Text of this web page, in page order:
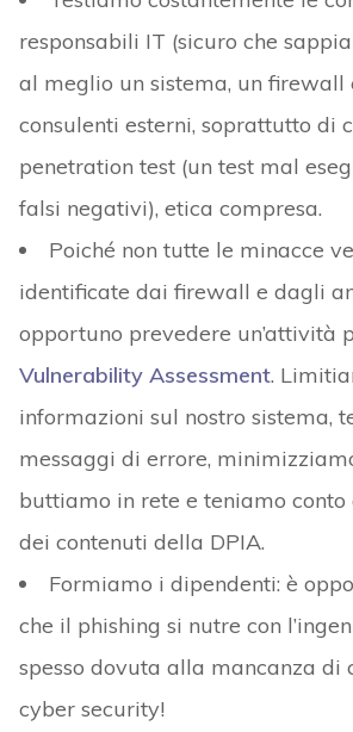
responsabili IT (sicuro che
al meglio un sistema, un firewall
consulenti esterni, soprattutto di
penetration test (un test mal
falsi negativi), etica compresa.
Poiché non tutte le minacce
identificate dai firewall e dagli
opportuno prevedere un’attività
Vulnerability Assessment.
informazioni sul nostro sistema,
messaggi di errore,
buttiamo in rete e teniamo
dei contenuti della DPIA.
Formiamo i dipendenti: è
che il phishing si nutre con
spesso dovuta alla mancanza di
cyber security!